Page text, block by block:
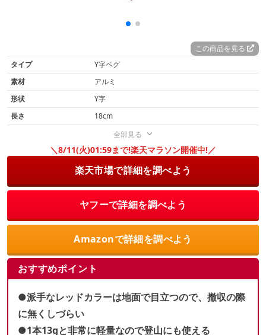
この商品を見る
タイプ
Y字ペグ
素材
アルミ
形状
Y字
長さ
18cm
全部見る
＼8/11(火)01:59まで!楽天マラソン開催中!／
楽天市場で詳細を調べよう
ヤフーで詳細を調べよう
Amazonで詳細を調べよう
おすすめポイント
●派手なレッドカラーは地面で目立つので、撤収の際
に無くしづらい
●1本13gと非常に軽量なので登山にも使える